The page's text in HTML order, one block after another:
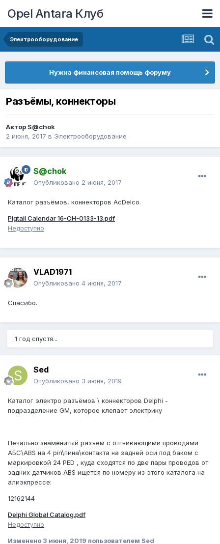
Opel Antara Клуб
Электрооборудование
Нужна финансовая помощь форуму
Разъёмы, коннекторы
Автор S@chok
2 июня, 2017 в Электрооборудование
S@chok
Опубликовано 2 июня, 2017
Каталог разъёмов, коннекторов AcDelco.
Pigtail Calendar 16-CH-0133-13.pdf
Недоступно
VLAD1971
Опубликовано 4 июня, 2017
Спасибо.
1 год спустя...
Sed
Опубликовано 3 июня, 2019
Каталог электро разъёмов \ коннекторов Delphi -
подразделение GM, которое клепает электрику
Печально знаменитый разъем с отгнивающими проводами
АБС\ABS на 4 pin\пина\контакта на задней оси под баком с
маркировкой 24 PED , куда сходятся по две пары проводов от
задних датчиков ABS ищется по номеру из этого каталога на
алиэкпрессе:
12162144
Delphi Global Catalog.pdf
Недоступно
Изменено 3 июня, 2019 пользователем Sed